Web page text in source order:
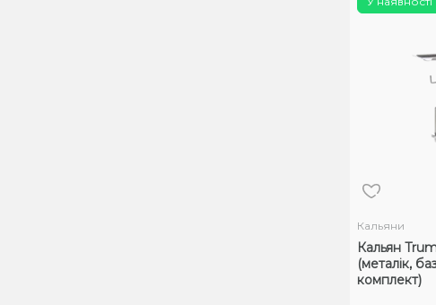
Кальяни
Кальян
(металік,
комплект)